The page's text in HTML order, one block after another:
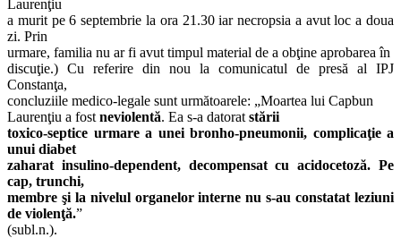
Laurenţiu
a murit pe 6 septembrie la ora 21.30 iar necropsia a avut loc a doua
zi. Prin
urmare, familia nu ar fi avut timpul material de a obţine aprobarea în
discuţie.) Cu referire din nou la comunicatul de presă al IPJ
Constanţa,
concluziile medico-legale sunt următoarele: „Moartea lui Capbun
Laurenţiu a fost neviolentă. Ea s-a datorat stării
toxico-septice urmare a unei bronho-pneumonii, complicaţie a
unui diabet
zaharat insulino-dependent, decompensat cu acidocetoză. Pe
cap, trunchi,
membre şi la nivelul organelor interne nu s-au constatat leziuni
de violenţă.”
(subl.n.).